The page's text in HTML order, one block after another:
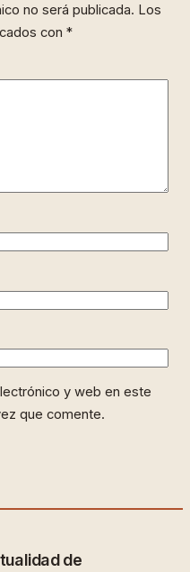
no será publicada. Los
con *
y web en este
que comente.
de